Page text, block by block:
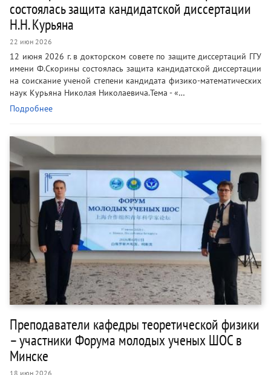
состоялась защита кандидатской диссертации
Н.Н. Курьяна
22 июн 2026
12 июня 2026 г. в докторском совете по защите диссертаций ГГУ
имени Ф.Скорины состоялась защита кандидатской диссертации
на соискание ученой степени кандидата физико-математических
наук Курьяна Николая Николаевича.Тема - «…
Подробнее
Преподаватели кафедры теоретической физики
– участники Форума молодых ученых ШОС в
Минске
18 июн 2026